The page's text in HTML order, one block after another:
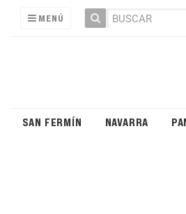
MENÚ
SAN FERMÍN NAVARRA